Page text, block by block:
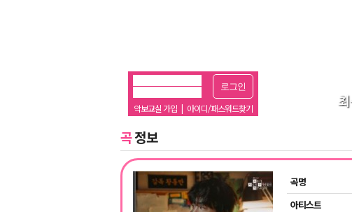
로그인
악보교실 가입 | 아이디/패스워드찾기
곡정보
곡명
아티스트